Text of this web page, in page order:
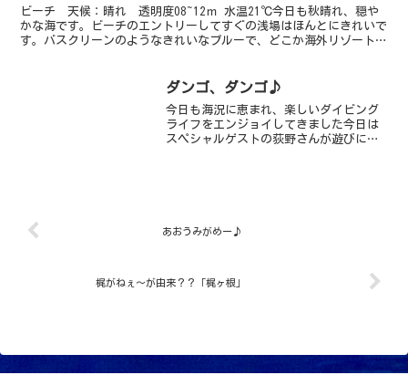
ビーチ 天候：晴れ 透明度08~12ｍ 水温21℃今日も秋晴れ、穏や
かな海です。ビーチのエントリーしてすぐの浅場はほんとにきれいで
す。バスクリーンのようなきれいなブルーで、どこか海外リゾートに
ダンゴ、ダンゴ♪
今日も海況に恵まれ、楽しいダイビング
ライフをエンジョイしてきました今日は
スペシャルゲストの荻野さんが遊びに来
あおうみがめー♪
梶がねぇ～が由来？？「梶ヶ根」